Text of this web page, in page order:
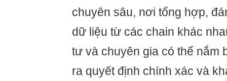
chuyên sâu, nơi tổng hợp,
dữ liệu từ các chain khác
tư và chuyên gia có thể nắm
ra quyết định chính xác và